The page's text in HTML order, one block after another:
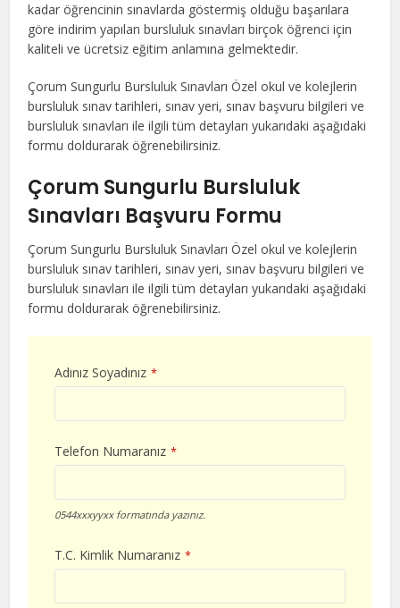
kadar öğrencinin sınavlarda göstermiş olduğu başarılara
göre indirim yapılan bursluluk sınavları birçok öğrenci için
kaliteli ve ücretsiz eğitim anlamına gelmektedir.
Çorum Sungurlu Bursluluk Sınavları Özel okul ve kolejlerin
bursluluk sınav tarihleri, sınav yeri, sınav başvuru bilgileri ve
bursluluk sınavları ile ilgili tüm detayları yukarıdaki aşağıdaki
formu doldurarak öğrenebilirsiniz.
Çorum Sungurlu Bursluluk
Sınavları Başvuru Formu
Çorum Sungurlu Bursluluk Sınavları Özel okul ve kolejlerin
bursluluk sınav tarihleri, sınav yeri, sınav başvuru bilgileri ve
bursluluk sınavları ile ilgili tüm detayları yukarıdaki aşağıdaki
formu doldurarak öğrenebilirsiniz.
Adınız Soyadınız *
Telefon Numaranız *
0544xxxyyxx formatında yazınız.
T.C. Kimlik Numaranız *